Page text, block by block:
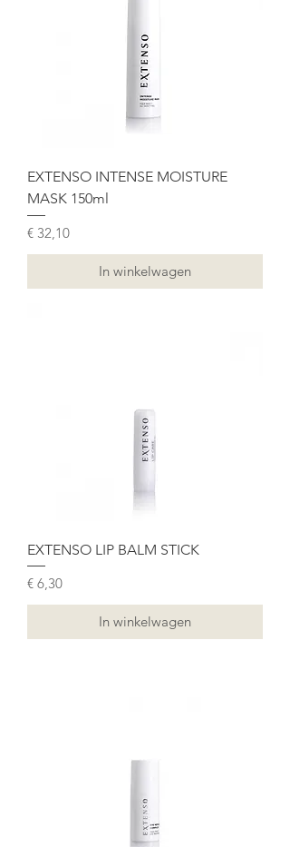
EXTENSO INTENSE MOISTURE
MASK 150ml
Prijs
€ 32,10
In winkelwagen
EXTENSO LIP BALM STICK
Prijs
€ 6,30
In winkelwagen